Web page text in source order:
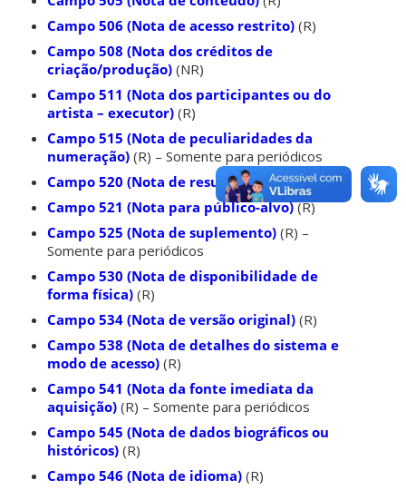
Campo 506 (Nota de acesso restrito) (R)
Campo 508 (Nota dos créditos de
criação/produção) (NR)
Campo 511 (Nota dos participantes ou do
artista – executor) (R)
Campo 515 (Nota de peculiaridades da
numeração) (R) – Somente para periódicos
Campo 520 (Nota de resumo, etc.)(R)
Campo 521 (Nota para público-alvo)(R)
Campo 525 (Nota de suplemento) (R) –
Somente para periódicos
Campo 530 (Nota de disponibilidade de
forma física) (R)
Campo 534 (Nota de versão original) (R)
Campo 538 (Nota de detalhes do sistema e
modo de acesso) (R)
Campo 541 (Nota da fonte imediata da
aquisição) (R) – Somente para periódicos
Campo 545 (Nota de dados biográficos ou
históricos) (R)
Campo 546 (Nota de idioma) (R)